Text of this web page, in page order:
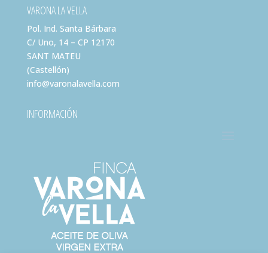
VARONA LA VELLA
Pol. Ind. Santa Bárbara
C/ Uno, 14 – CP 12170
SANT MATEU
(Castellón)
info@varonalavella.com
INFORMACIÓN